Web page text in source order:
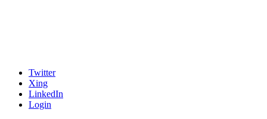
Twitter
Xing
LinkedIn
Login